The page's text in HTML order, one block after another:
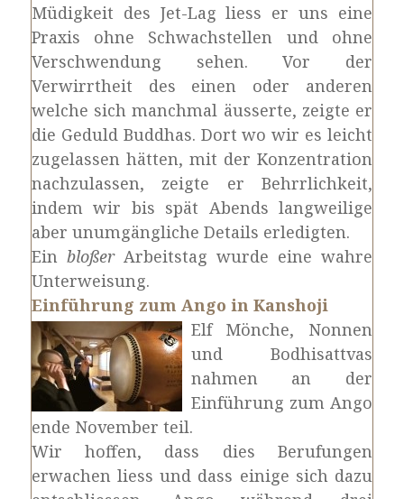
Müdigkeit des Jet-Lag liess er uns eine
Praxis ohne Schwachstellen und ohne
Verschwendung sehen. Vor der
Verwirrtheit des einen oder anderen
welche sich manchmal äusserte, zeigte er
die Geduld Buddhas. Dort wo wir es leicht
zugelassen hätten, mit der Konzentration
nachzulassen, zeigte er Behrrlichkeit,
indem wir bis spät Abends langweilige
aber unumgängliche Details erledigten.
Ein bloßerArbeitstag wurde eine wahre
Unterweisung.
Einführung zum Ango in Kanshoji
Elf Mönche, Nonnen
und Bodhisattvas
nahmen an der
Einführung zum Ango
ende November teil.
Wir hoffen, dass dies Berufungen
erwachen liess und dass einige sich dazu